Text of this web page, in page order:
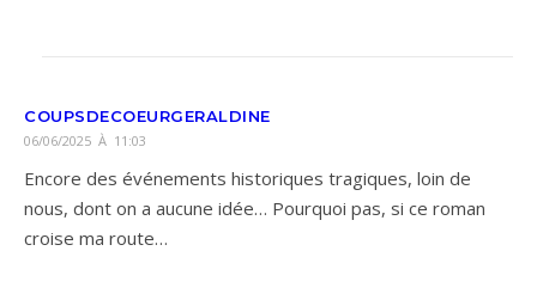
COUPSDECOEURGERALDINE
06/06/2025 À 11:03
Encore des événements historiques tragiques, loin de
nous, dont on a aucune idée… Pourquoi pas, si ce roman
croise ma route…